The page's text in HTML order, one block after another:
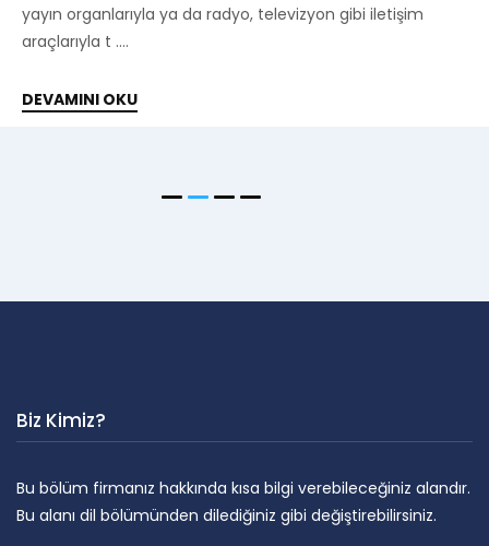
yayın organlarıyla ya da radyo, televizyon gibi iletişim
araçlarıyla t ....
DEVAMINI OKU
Biz Kimiz?
Bu bölüm firmanız hakkında kısa bilgi verebileceğiniz alandır.
Bu alanı dil bölümünden dilediğiniz gibi değiştirebilirsiniz.